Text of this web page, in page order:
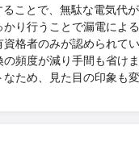
ことで、無駄な電気代
り行うことで漏電によ
格者のみが認められて
頻度が減り手間も省け
ため、見た目の印象も変